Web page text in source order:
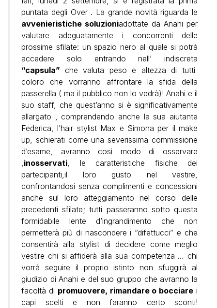
puntata degli Over . La grande novità riguarda le
avvenieristiche soluzioniadottate da Anahi per
valutare adeguatamente i concorrenti delle
prossime sfilate: un spazio nero al quale si potrà
accedere solo entrando nell’ indiscreta
“capsula” che valuta peso e altezza di tutti
coloro che vorranno affrontare la sfida della
passerella ( ma il pubblico non lo vedrà)! Anahi e il
suo staff, che quest’anno si è significativamente
allargato , comprendendo anche la sua aiutante
Federica, l’hair stylist Max e Simona per il make
up, schierati come una severissima commissione
d’esame, avranno così modo di osservare
,inosservati, le caratteristiche fisiche dei
partecipanti,il loro gusto nel vestire,
confrontandosi senza complimenti e concessioni
anche sul loro atteggiamento nel corso delle
precedenti sfilate; tutti passeranno sotto questa
formidabile lente d’ingrandimento che non
permetterà più di nascondere i “difettucci” e che
consentirà alla stylist di decidere come meglio
vestire chi si affiderà alla sua competenza … chi
vorrà seguire il proprio istinto non sfuggirà al
giudizio di Anahi e del suo gruppo che avranno la
facoltà di promuovere, rimandare o bocciare i
capi scelti e non faranno certo sconti!